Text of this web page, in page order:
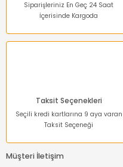
Siparişleriniz En Geç 24 Saat
İçerisinde Kargoda
Taksit Seçenekleri
Seçili kredi kartlarına 9 aya varan
Taksit Seçeneği
Müşteri İletişim